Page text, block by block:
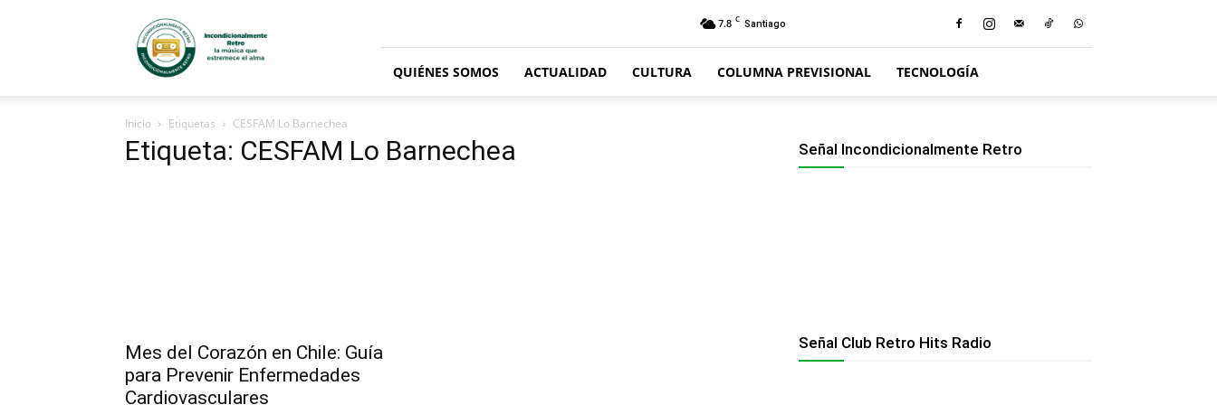
Incondicionalmente
Retro
7.8 C Santiago
QUIÉNES SOMOS ACTUALIDAD CULTURA COLUMNA PREVISIONAL TECNOLOGÍA
Inicio Etiquetas CESFAM Lo Barnechea
Etiqueta: CESFAM Lo Barnechea
Mes del Corazón en Chile: Guía
para Prevenir Enfermedades
Cardiovasculares
Señal Incondicionalmente Retro
Señal Club Retro Hits Radio